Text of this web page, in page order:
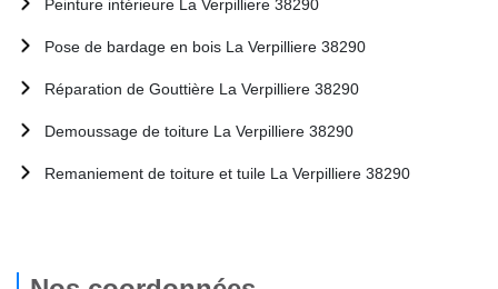
Peinture intérieure La Verpilliere 38290
Pose de bardage en bois La Verpilliere 38290
Réparation de Gouttière La Verpilliere 38290
Demoussage de toiture La Verpilliere 38290
Remaniement de toiture et tuile La Verpilliere 38290